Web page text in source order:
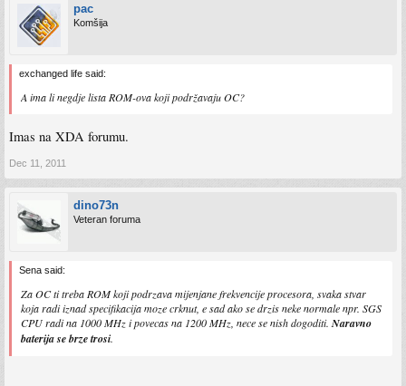
pac
Komšija
exchanged life said:
A ima li negdje lista ROM-ova koji podržavaju OC?
Imas na XDA forumu.
Dec 11, 2011
dino73n
Veteran foruma
Sena said:
Za OC ti treba ROM koji podrzava mijenjane frekvencije procesora, svaka stvar
koja radi iznad specifikacija moze crknut, e sad ako se drzis neke normale npr. SGS
CPU radi na 1000 MHz i povecas na 1200 MHz, nece se nish dogoditi. Naravno
baterija se brze trosi.